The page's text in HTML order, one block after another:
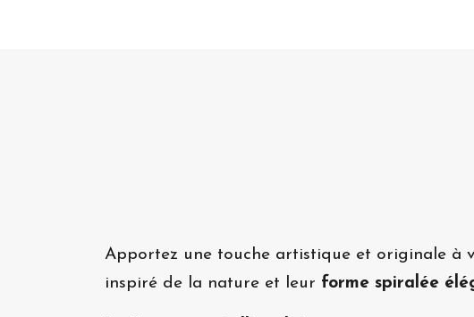
Apportez une touche artistique et originale à
inspiré de la nature et leur forme spiralée